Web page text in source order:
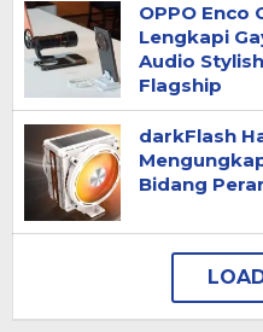
OPPO Enco
Lengkapi
Audio
Flagship
darkFlash
Bidang